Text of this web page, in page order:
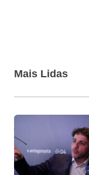
Mais Lidas